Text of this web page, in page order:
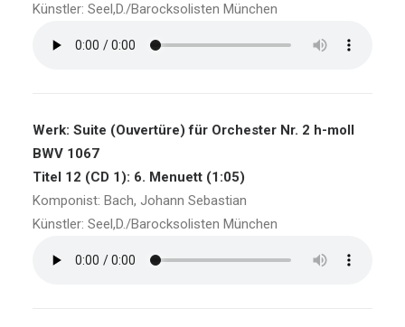
Künstler: Seel,D./Barocksolisten München
Werk: Suite (Ouvertüre) für Orchester Nr. 2 h-moll
BWV 1067
Titel 12 (CD 1): 6. Menuett (1:05)
Komponist: Bach, Johann Sebastian
Künstler: Seel,D./Barocksolisten München